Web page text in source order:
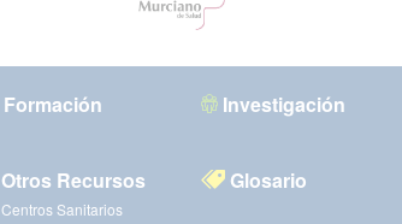
Formación Investigación
Otros Recursos
Centros Sanitarios
Glosario